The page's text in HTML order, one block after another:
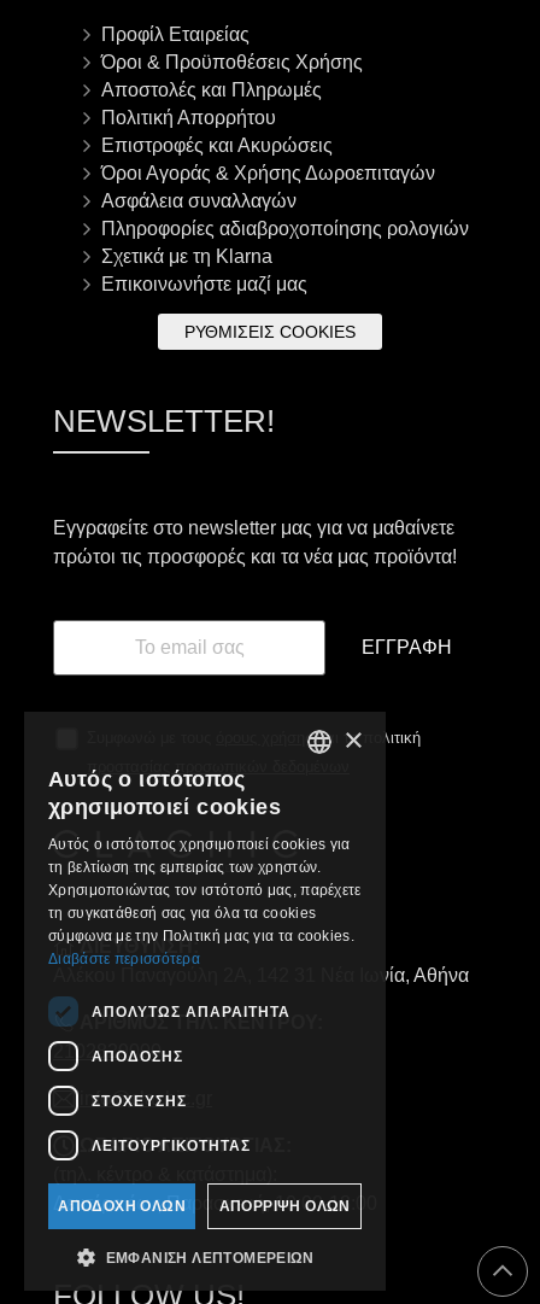
Προφίλ Εταιρείας
Όροι & Προϋποθέσεις Χρήσης
Αποστολές και Πληρωμές
Πολιτική Απορρήτου
Επιστροφές και Ακυρώσεις
Όροι Αγοράς & Χρήσης Δωροεπιταγών
Ασφάλεια συναλλαγών
Πληροφορίες αδιαβροχοποίησης ρολογιών
Σχετικά με τη Klarna
Επικοινωνήστε μαζί μας
ΡΥΘΜΊΣΕΙΣ COOKIES
NEWSLETTER!
Εγγραφείτε στο newsletter μας για να μαθαίνετε
πρώτοι τις προσφορές και τα νέα μας προϊόντα!
ΕΓΓΡΑΦΉ
όρους χρήσηςκαι τη πολιτική
προστασίας προσωπικών δεδομένων
ΔΙΕΥΘΥΝΣΗ:
Αλέκου Παναγούλη 2Α, 142 31 Νέα Ιωνία, Αθήνα
ΑΡΙΘΜΟΣ ΤΗΛ. ΚΕΝΤΡΟΥ:
2102829000
info@clachic.gr
ΩΡΑΡΙΟ ΛΕΙΤΟΥΡΓΙΑΣ:
Δευτέρα έως Παρασκευή, 10:00-18:00
FOLLOW US!
×
Αυτός ο ιστότοπος
χρησιμοποιεί cookies
Αυτός ο ιστότοπος χρησιμοποιεί cookies για
τη βελτίωση της εμπειρίας των χρηστών.
Χρησιμοποιώντας τον ιστότοπό μας, παρέχετε
τη συγκατάθεσή σας για όλα τα cookies
σύμφωνα με την Πολιτική μας για τα cookies.
Διαβάστε περισσότερα
ΑΠΟΛΎΤΩΣ ΑΠΑΡΑΊΤΗΤΑ
ΑΠΌΔΟΣΗΣ
ΣΤΌΧΕΥΣΗΣ
ΛΕΙΤΟΥΡΓΙΚΌΤΗΤΑΣ
ΑΠΟΔΟΧΉ ΌΛΩΝ ΑΠΌΡΡΙΨΗ ΌΛΩΝ
ΕΜΦΆΝΙΣΗ ΛΕΠΤΟΜΕΡΕΙΏΝ